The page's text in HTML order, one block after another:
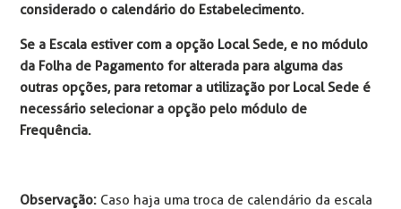
considerado o calendário do Estabelecimento.
Se a Escala estiver com a opção Local Sede, e no módulo
da Folha de Pagamento for alterada para alguma das
outras opções, para retomar a utilização por Local Sede é
necessário selecionar a opção pelo módulo de
Frequência.
Observação: Caso haja uma troca de calendário da escala